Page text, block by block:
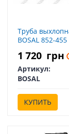
Труба
BOSAL 852-455
1 720 грн
Артикул:
BOSAL
КУПИТЬ